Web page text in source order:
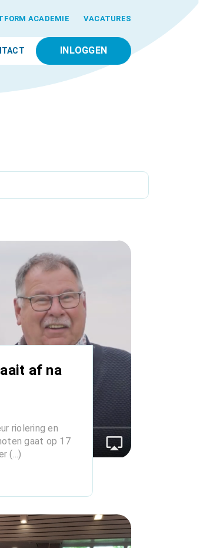
ACADEMIE VACATURES
INLOGGEN
af na
riolering en
gaat op 17
(...)